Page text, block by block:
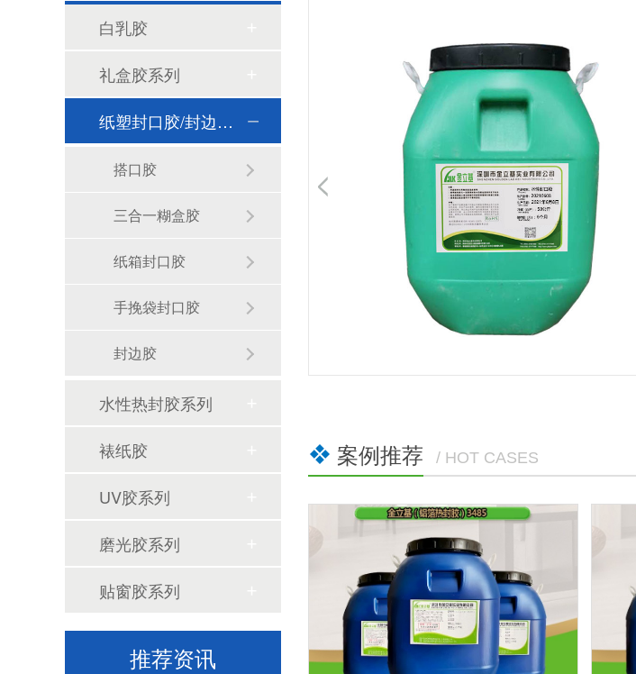
案例推荐 / HOT CASES
白乳胶
礼盒胶系列
纸塑封口胶/封边胶系列
搭口胶
三合一糊盒胶
纸箱封口胶
手挽袋封口胶
封边胶
水性热封胶系列
裱纸胶
UV胶系列
磨光胶系列
贴窗胶系列
推荐资讯